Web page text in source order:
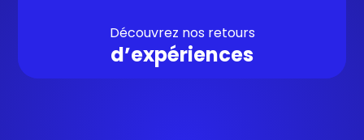
Découvrez nos retours
d’expériences